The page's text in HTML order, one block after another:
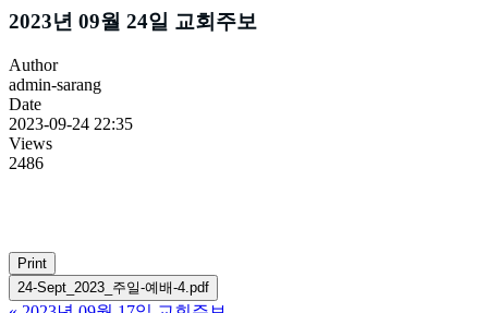
2023년 09월 24일 교회주보
Author
admin-sarang
Date
2023-09-24 22:35
Views
2486
Print
24-Sept_2023_주일-예배-4.pdf